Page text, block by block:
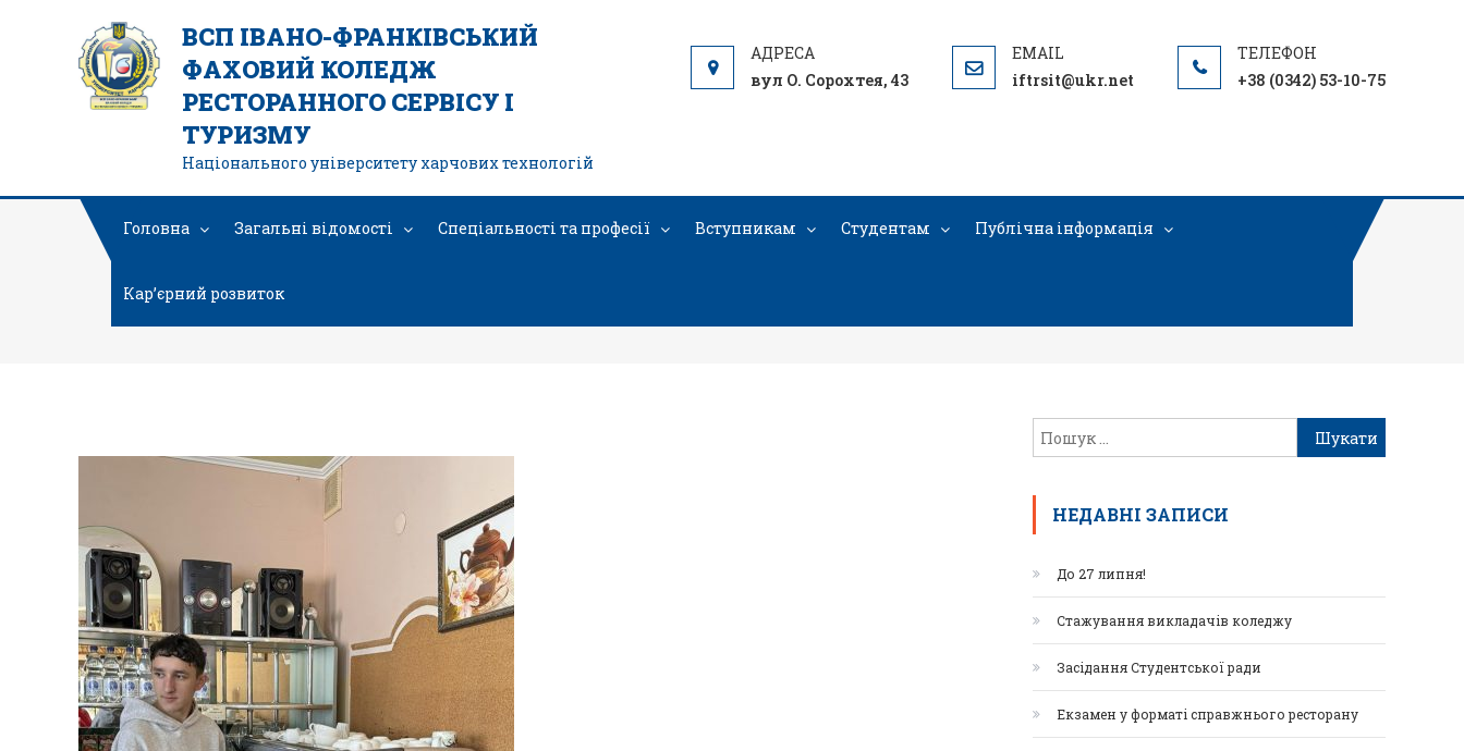
ВСП ІВАНО-ФРАНКІВСЬКИЙ
ФАХОВИЙ КОЛЕДЖ
РЕСТОРАННОГО СЕРВІСУ І
ТУРИЗМУ
Національного університету харчових технологій
вул О. Сорохтея, 43 iftrsit@ukr.net +38 (0342) 53-10-75
Головна Загальні відомості Спеціальності та професії Вступникам Студентам Публічна інформація
Кар’єрний розвиток
НЕДАВНІ ЗАПИСИ
До 27 липня!
Стажування викладачів коледжу
Засідання Студентської ради
Екзамен у форматі справжнього ресторану